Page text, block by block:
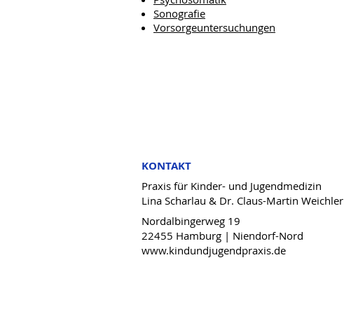
Sonografie
Vorsorgeuntersuchungen
KONTAKT
Praxis für Kinder- und Jugendmedizin
Lina Scharlau & Dr. Claus-Martin Weichler
Nordalbingerweg 19
22455 Hamburg | Niendorf-Nord
www.kindundjugendpraxis.de